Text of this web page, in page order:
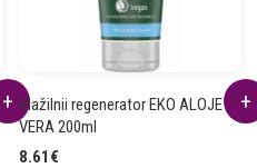
Vlažilnii regenerator EKO ALOJE
VERA 200ml
8.61 €